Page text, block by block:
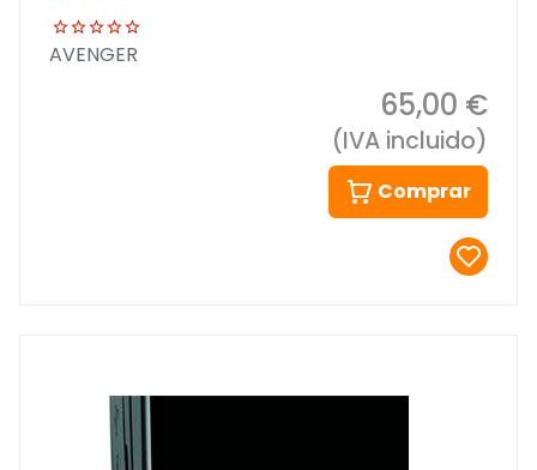
AVENGER
65,00 €
(IVA incluido)
Comprar